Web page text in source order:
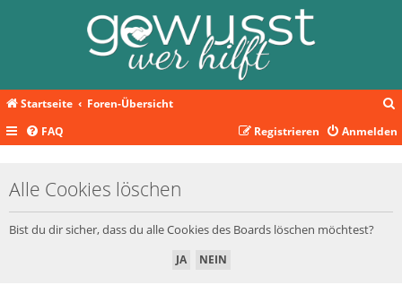
Startseite Foren-Übersicht
c
FAQ Anmelden
Registrieren
Alle Cookies löschen
Bist du dir sicher, dass du alle Cookies des Boards löschen möchtest?